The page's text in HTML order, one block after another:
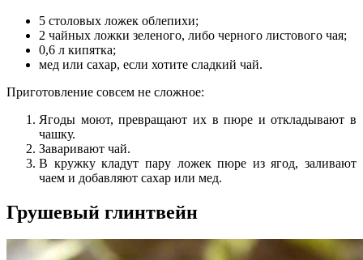
5 столовых ложек облепихи;
2 чайных ложки зеленого, либо черного листового чая;
0,6 л кипятка;
мед или сахар, если хотите сладкий чай.
Приготовление совсем не сложное:
Ягоды моют, превращают их в пюре и откладывают в
чашку.
Заваривают чай.
В кружку кладут пару ложек пюре из ягод, заливают
чаем и добавляют сахар или мед.
Грушевый глинтвейн